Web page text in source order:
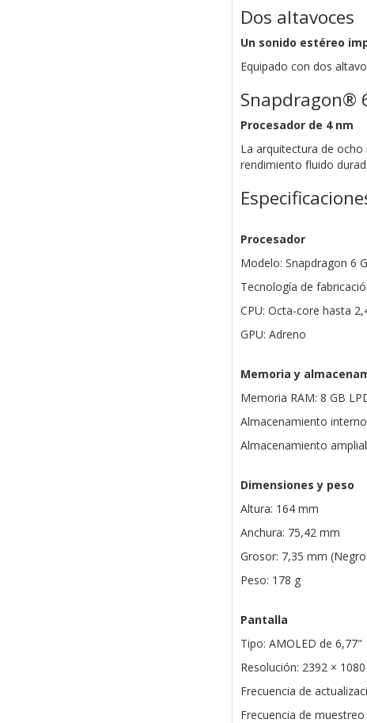
Dos altavoces
Un sonido estéreo
Equipado con dos
Snapdragon®
Procesador de 4 nm
La arquitectura de
rendimiento fluido
Procesador
Modelo: Snapdragon 6
Tecnología de
CPU: Octa-core hasta
GPU: Adreno
Memoria y
Memoria RAM: 8 GB
Almacenamiento
Almacenamiento
Dimensiones y peso
Altura: 164 mm
Anchura: 75,42 mm
Grosor: 7,35 mm
Peso: 178 g
Pantalla
Tipo: AMOLED de 6,77"
Resolución: 2392 × 1080
Frecuencia de
Frecuencia de